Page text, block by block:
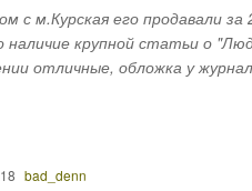
с м.Курская его продавали
наличие крупной статьи о
отличные, обложка у
bad_denn